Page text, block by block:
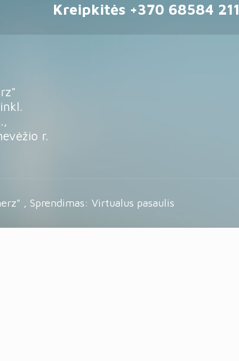
Kreipkitės +370 68584 211
r.
, Sprendimas: Virtualus pasaulis